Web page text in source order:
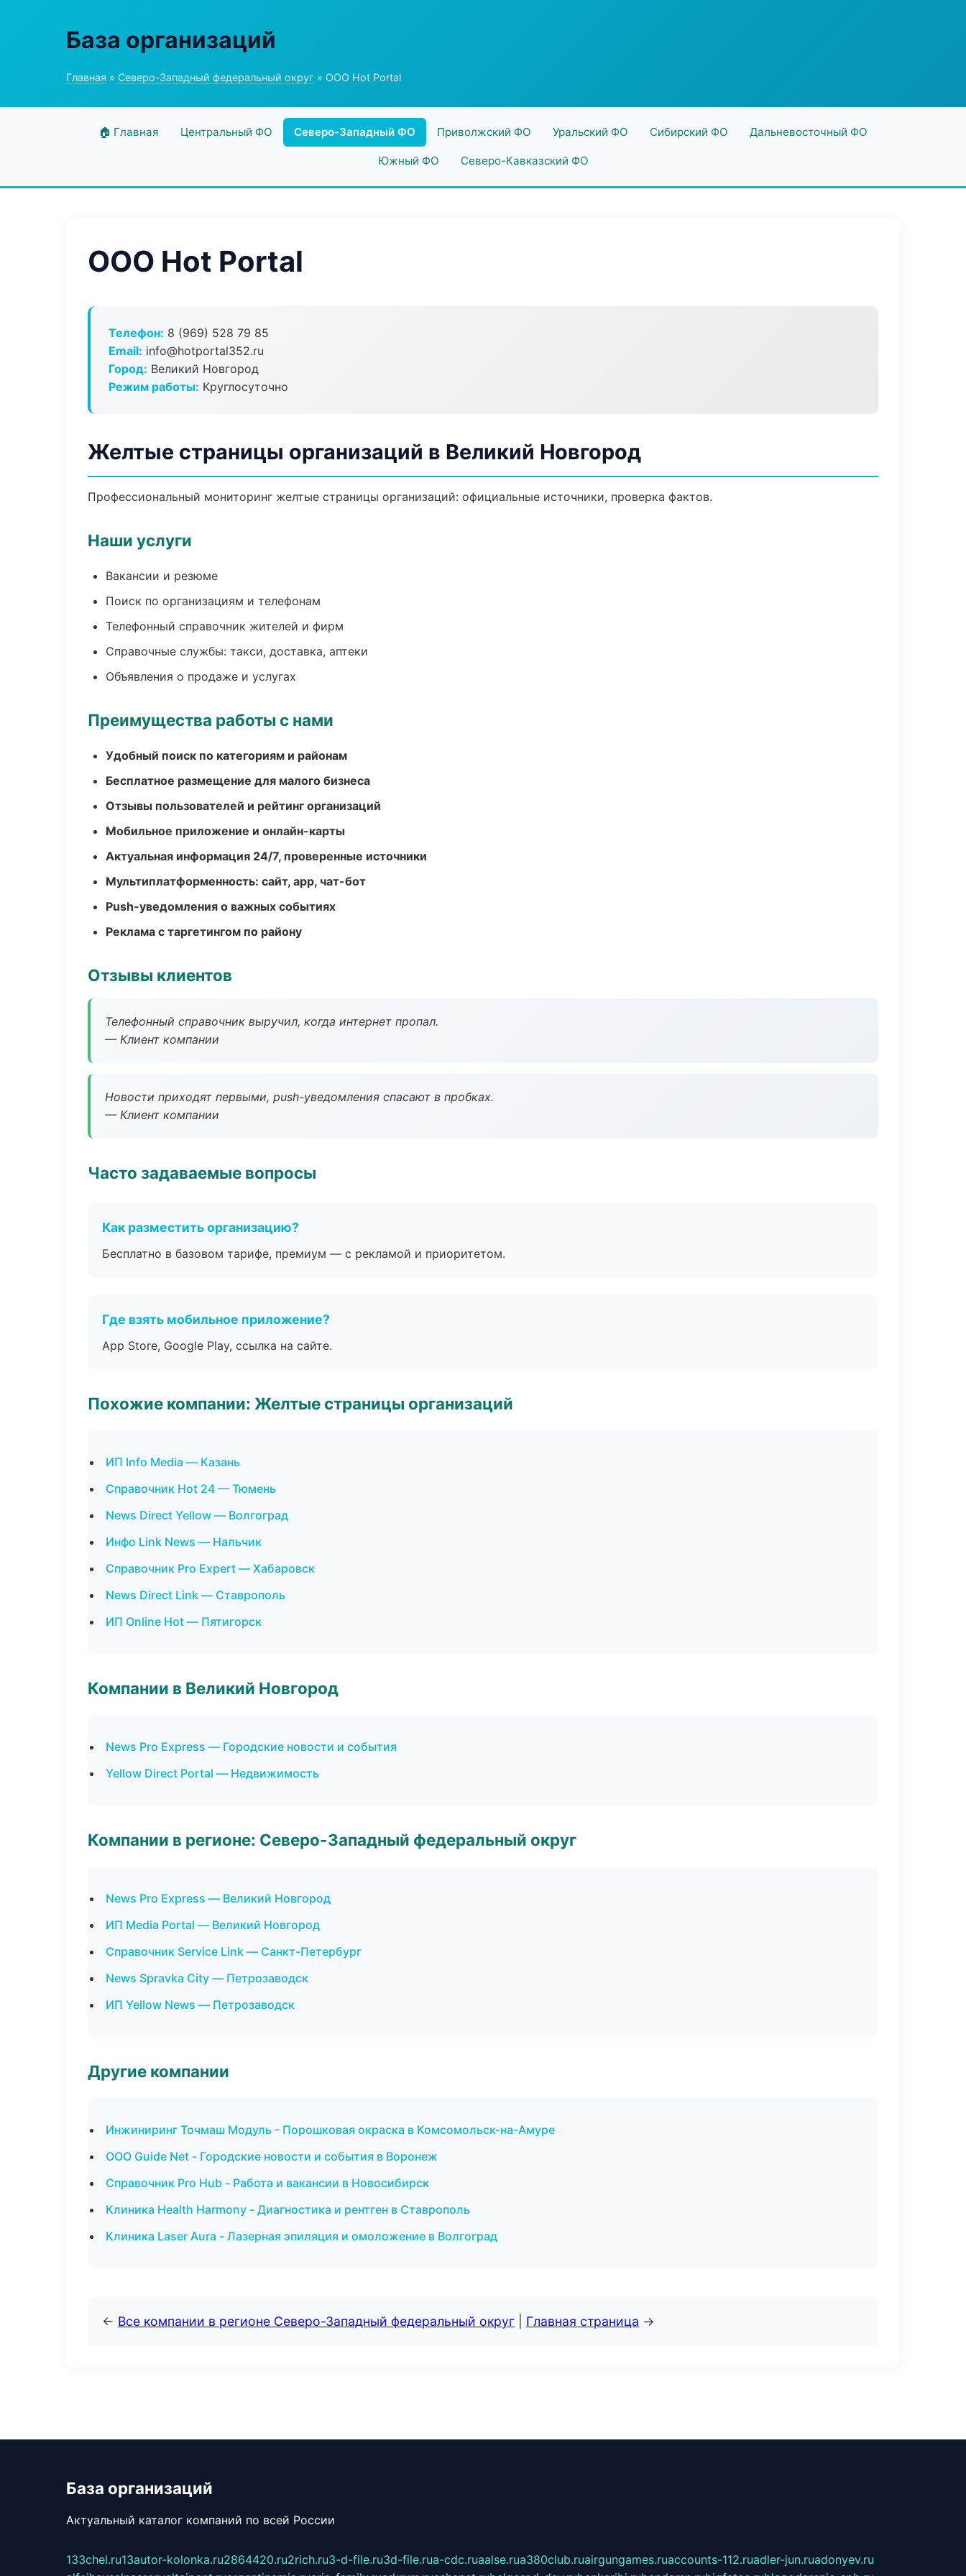
База организаций
Главная » Северо-Западный федеральный округ » ООО Hot Portal
🏠 Главная Центральный ФО Северо-Западный ФО Приволжский ФО Уральский ФО Сибирский ФО Дальневосточный ФО
Южный ФО Северо-Кавказский ФО
ООО Hot Portal
Телефон: 8 (969) 528 79 85
Email: info@hotportal352.ru
Город: Великий Новгород
Режим работы: Круглосуточно
Желтые страницы организаций в Великий Новгород
Профессиональный мониторинг желтые страницы организаций: официальные источники, проверка фактов.
Наши услуги
Вакансии и резюме
Поиск по организациям и телефонам
Телефонный справочник жителей и фирм
Справочные службы: такси, доставка, аптеки
Объявления о продаже и услугах
Преимущества работы с нами
Удобный поиск по категориям и районам
Бесплатное размещение для малого бизнеса
Отзывы пользователей и рейтинг организаций
Мобильное приложение и онлайн-карты
Актуальная информация 24/7, проверенные источники
Мультиплатформенность: сайт, app, чат-бот
Push-уведомления о важных событиях
Реклама с таргетингом по району
Отзывы клиентов
Телефонный справочник выручил, когда интернет пропал.
— Клиент компании
Новости приходят первыми, push-уведомления спасают в пробках.
— Клиент компании
Часто задаваемые вопросы
Как разместить организацию?
Бесплатно в базовом тарифе, премиум — с рекламой и приоритетом.
Где взять мобильное приложение?
App Store, Google Play, ссылка на сайте.
Похожие компании: Желтые страницы организаций
ИП Info Media — Казань
Справочник Hot 24 — Тюмень
News Direct Yellow — Волгоград
Инфо Link News — Нальчик
Справочник Pro Expert — Хабаровск
News Direct Link — Ставрополь
ИП Online Hot — Пятигорск
Компании в Великий Новгород
News Pro Express — Городские новости и события
Yellow Direct Portal — Недвижимость
Компании в регионе: Северо-Западный федеральный округ
News Pro Express — Великий Новгород
ИП Media Portal — Великий Новгород
Справочник Service Link — Санкт-Петербург
News Spravka City — Петрозаводск
ИП Yellow News — Петрозаводск
Другие компании
Инжиниринг Точмаш Модуль - Порошковая окраска в Комсомольск-на-Амуре
ООО Guide Net - Городские новости и события в Воронеж
Справочник Pro Hub - Работа и вакансии в Новосибирск
Клиника Health Harmony - Диагностика и рентген в Ставрополь
Клиника Laser Aura - Лазерная эпиляция и омоложение в Волгоград
← Все компании в регионе Северо-Западный федеральный округ Главная страница →
База организаций
Актуальный каталог компаний по всей России
133chel.ru13autor-kolonka.ru2864420.ru2rich.ru3-d-file.ru3d-file.rua-cdc.ruaalse.rua380club.ruairgungames.ruaccounts-112.ruadler-jun.ruadonyev.ru